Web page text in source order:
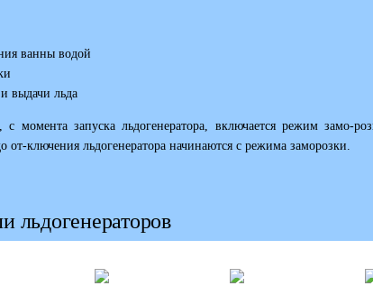
ванны водой
выдачи льда
с момента запуска льдогенератора, включается режим замо-
ключения льдогенератора начинаются с режима заморозки.
льдогенераторов